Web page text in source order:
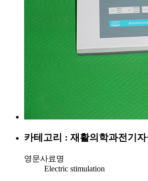
카테고리 : 재활의학과전기자
영문사료명
Electric stimulation